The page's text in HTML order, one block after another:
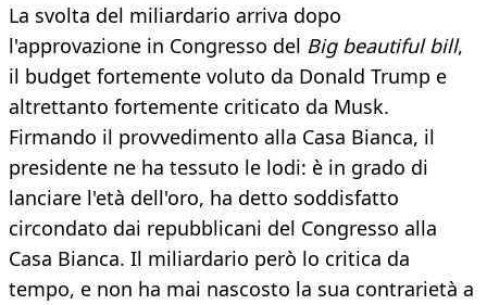
La svolta del miliardario arriva dopo
l'approvazione in Congresso del Big beautiful bill,
il budget fortemente voluto da Donald Trump e
altrettanto fortemente criticato da Musk.
Firmando il provvedimento alla Casa Bianca, il
presidente ne ha tessuto le lodi: è in grado di
lanciare l'età dell'oro, ha detto soddisfatto
circondato dai repubblicani del Congresso alla
Casa Bianca. Il miliardario però lo critica da
tempo, e non ha mai nascosto la sua contrarietà a